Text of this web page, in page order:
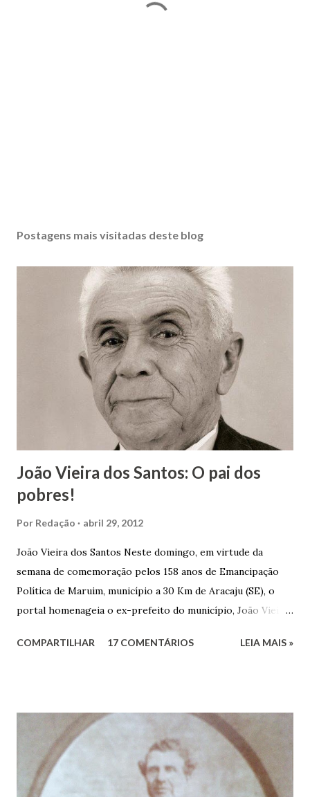
Postagens mais visitadas deste blog
João Vieira dos Santos: O pai dos
pobres!
Por Redação abril 29, 2012
João Vieira dos Santos Neste domingo, em virtude da
semana de comemoração pelos 158 anos de Emancipação
Política de Maruim, município a 30 Km de Aracaju (SE), o
portal homenageia o ex-prefeito do município, João Vieira
Vieira dos Santos e Arlinda Barroso dos Santos, nasceu em
infância pobre, João Vieira não pôde se dedicar aos
estudos, e então passou a colocar o trabalho em primeiro
plano para auxiliar na renda familiar. No comércio foi
garçon, dono de bar, de armarinho e depois de uma
COMPARTILHAR 17 COMENTÁRIOS LEIA MAIS »